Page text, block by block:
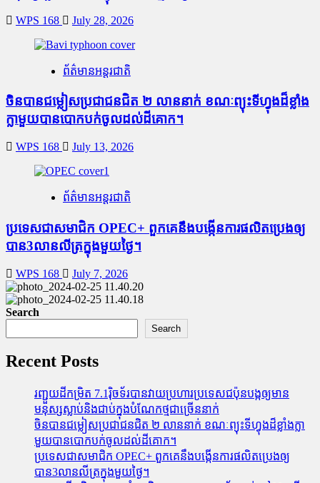
WPS 168 July 28, 2026
ព័ត៌មានអន្តរជាតិ
ចិនបានជម្លៀសប្រជាជនជិត ២ លាននាក់ ខណៈព្យុះទីហ្វុងដ៏ខ្លាំង
ក្លាមួយបានបោកបក់ចូលដល់ដីគោក។
WPS 168 July 13, 2026
ព័ត៌មានអន្តរជាតិ
ប្រទេសជាសមាជិក OPEC+​ ពួកគេនឹងបង្កើនការផលិតប្រេងឲ្យ
បាន3លានលីត្រក្នុងមួយថ្ងៃ។
WPS 168 July 7, 2026
Search
Search
Recent Posts
រញ្ជួយដីកម្រិត​ 7.1រ៉ិចទ័របានវាយប្រហារប្រទេសជប៉ុនបង្កឲ្យមាន
មនុស្សស្លាប់​និង​ជាប់ក្នុងបំណែកថ្មជាច្រើននាក់
ចិនបានជម្លៀសប្រជាជនជិត ២ លាននាក់ ខណៈព្យុះទីហ្វុងដ៏ខ្លាំងក្លា
មួយបានបោកបក់ចូលដល់ដីគោក។
ប្រទេសជាសមាជិក OPEC+​ ពួកគេនឹងបង្កើនការផលិតប្រេងឲ្យ
បាន3លានលីត្រក្នុងមួយថ្ងៃ។